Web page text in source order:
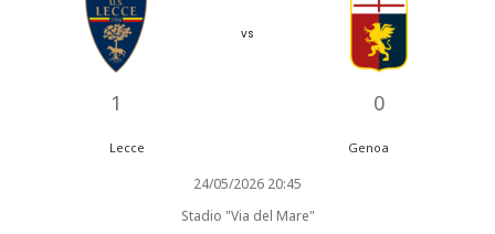
1
vs
0
Lecce Genoa
24/05/2026 20:45
Stadio "Via del Mare"